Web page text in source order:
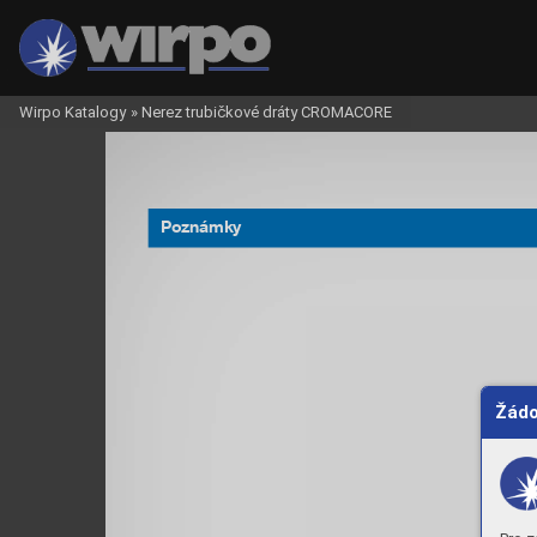
Poznámky
Wirpo Katalogy » Nerez trubičkové dráty CROMACORE